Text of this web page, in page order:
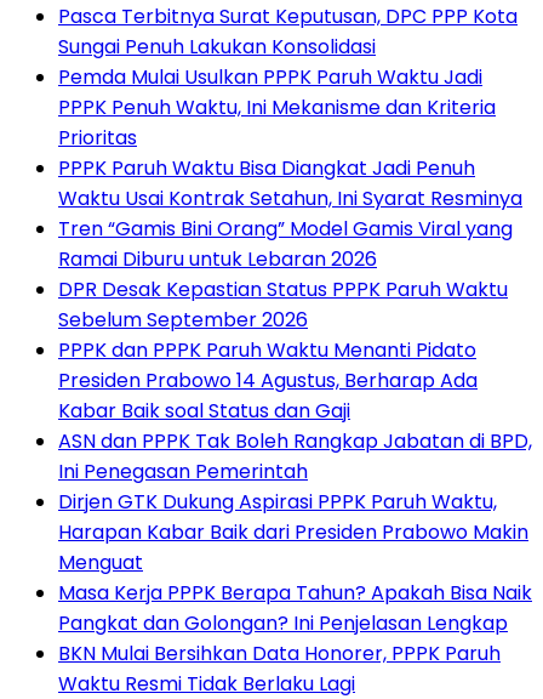
Pasca Terbitnya Surat Keputusan, DPC PPP Kota
Sungai Penuh Lakukan Konsolidasi
Pemda Mulai Usulkan PPPK Paruh Waktu Jadi
PPPK Penuh Waktu, Ini Mekanisme dan Kriteria
Prioritas
PPPK Paruh Waktu Bisa Diangkat Jadi Penuh
Waktu Usai Kontrak Setahun, Ini Syarat Resminya
Tren “Gamis Bini Orang” Model Gamis Viral yang
Ramai Diburu untuk Lebaran 2026
DPR Desak Kepastian Status PPPK Paruh Waktu
Sebelum September 2026
PPPK dan PPPK Paruh Waktu Menanti Pidato
Presiden Prabowo 14 Agustus, Berharap Ada
Kabar Baik soal Status dan Gaji
ASN dan PPPK Tak Boleh Rangkap Jabatan di BPD,
Ini Penegasan Pemerintah
Dirjen GTK Dukung Aspirasi PPPK Paruh Waktu,
Harapan Kabar Baik dari Presiden Prabowo Makin
Menguat
Masa Kerja PPPK Berapa Tahun? Apakah Bisa Naik
Pangkat dan Golongan? Ini Penjelasan Lengkap
BKN Mulai Bersihkan Data Honorer, PPPK Paruh
Waktu Resmi Tidak Berlaku Lagi